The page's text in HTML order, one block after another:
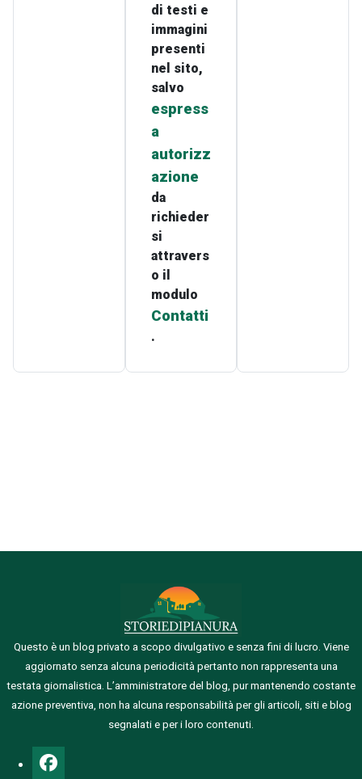
di testi e
immagini
presenti
nel sito,
salvo
espress
a
autorizz
azione
da
richieder
si
attravers
o il
modulo
Contatti
.
Questo è un blog privato a scopo divulgativo e senza fini di lucro. Viene
aggiornato senza alcuna periodicità pertanto non rappresenta una
testata giornalistica. L’amministratore del blog, pur mantenendo costante
azione preventiva, non ha alcuna responsabilità per gli articoli, siti e blog
segnalati e per i loro contenuti.